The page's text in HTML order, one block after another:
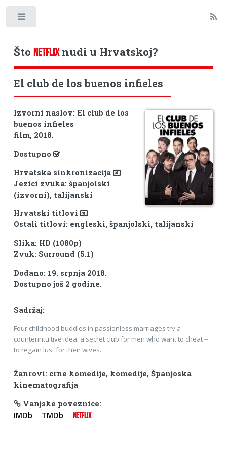
Što NETFLIXnudi u Hrvatskoj?
El club de los buenos infieles
Izvorni naslov: El club de los
buenos infieles
film, 2018.
Dostupno
Hrvatska sinkronizacija
Jezici zvuka: španjolski
(izvorni), talijanski
Hrvatski titlovi
Ostali titlovi: engleski, španjolski, talijanski
Slika: HD (1080p)
Zvuk: Surround (5.1)
Dodano: 19. srpnja 2018.
Dostupno još 2 godine.
Sadržaj:
Four childhood buddies in passionless marriages try a
counterintuitive idea: a secret club for men who want to cheat --
to regain lust for their wives.
Žanrovi: crne komedije, komedije, Španjoska
kinematografija
Vanjske poveznice:
IMDb TMDb NETFLIX